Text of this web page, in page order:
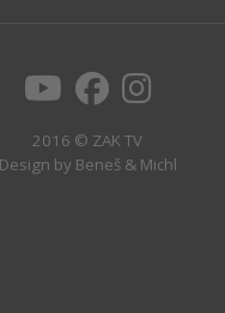
2016 © ZAK TV
Design by Beneš & Michl